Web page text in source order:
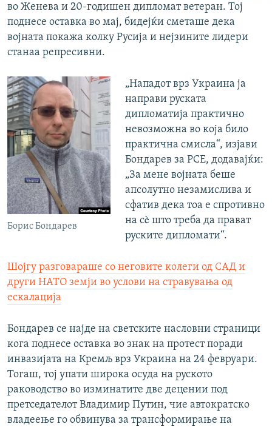
во Женева и 20-годишен дипломат ветеран. Тој
поднесе оставка во мај, бидејќи сметаше дека
војната покажа колку Русија и нејзините лидери
станаа репресивни.
Борис Бондарев
„Нападот врз Украина ја
направи руската
дипломатија практично
невозможна во која било
практична смисла“, изјави
Бондарев за РСЕ, додавајќи:
„За мене војната беше
апсолутно незамислива и
сфатив дека тоа е спротивно
на сè што треба да прават
руските дипломати“.
Шојгу разговараше со неговите колеги од САД и
други НАТО земји во услови на стравувања од
ескалација
Бондарев се најде на светските насловни страници
кога поднесе оставка во знак на протест поради
инвазијата на Кремљ врз Украина на 24 февруари.
Тогаш, тој упати широка осуда на руското
раководство во изминатите две децении под
претседателот Владимир Путин, чие автократско
владеење го обвинува за трансформирање на